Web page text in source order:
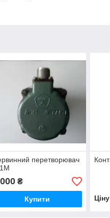
перетворювач
₴
Купити